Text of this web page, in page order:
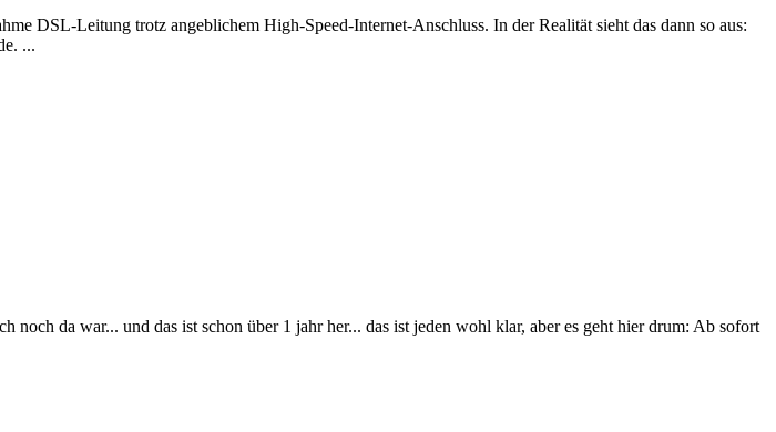
DSL-Leitung trotz angeblichem High-Speed-Internet-Anschluss. In der Realität sieht das dann so aus:
...
da war... und das ist schon über 1 jahr her... das ist jeden wohl klar, aber es geht hier drum: Ab sofort